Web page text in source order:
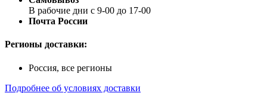
В рабочие дни с 9-00 до 17-00
Почта России
Регионы доставки:
Россия, все регионы
Подробнее об условиях доставки